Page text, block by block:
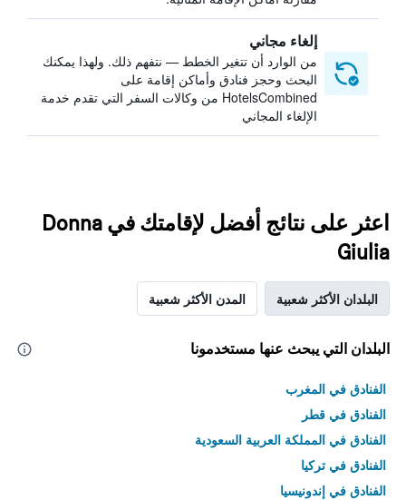
إلغاء مجاني
من الوارد أن تتغير الخطط — نتفهم ذلك. ولهذا يمكنك
البحث وحجز فنادق وأماكن إقامة على
HotelsCombined من وكالات السفر التي تقدم خدمة
الإلغاء المجاني
اعثر على نتائج أفضل لإقامتك في Donna
Giulia
البلدان الأكثر شعبية المدن الأكثر شعبية
البلدان التي يبحث عنها مستخدمونا
الفنادق في المغرب
الفنادق في قطر
الفنادق في المملكة العربية السعودية
الفنادق في تركيا
الفنادق في إندونيسيا